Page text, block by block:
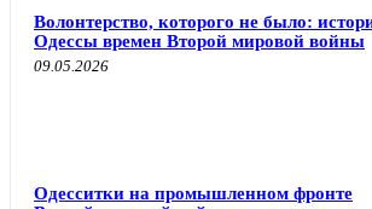
Волонтерство, которого не было:
Одессы времен Второй мировой войны
09.05.2026
Одесситки на промышленном фронте